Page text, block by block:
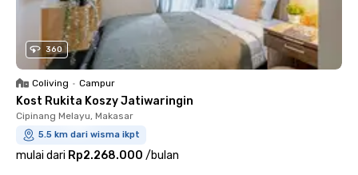
360
Coliving • Campur
Kost Rukita Koszy Jatiwaringin
Cipinang Melayu, Makasar
5.5 km dari wisma ikpt
mulai dari Rp2.268.000 /bulan